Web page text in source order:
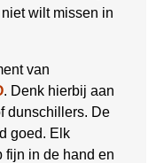
wilt missen in
van
. Denk hierbij aan
dunschillers. De
goed. Elk
fijn in de hand en